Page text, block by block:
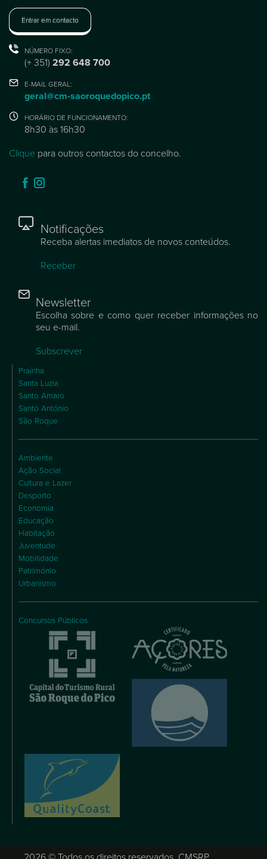
Entrar em contacto
NÚMERO FIXO:
(+ 351) 292 648 700
E-MAIL GERAL:
geral@cm-saoroquedopico.pt
HORÁRIO DE FUNCIONAMENTO:
8h30 às 16h30
Clique para outros contactos do concelho.
Notificações
Receba alertas imediatos de novos conteúdos.
Receber
Newsletter
Escolha sobre e como quer receber informações no
seu e-mail.
Subscrever
Praínha
Santa Luzia
Santo Amaro
Santo António
São Roque
Ambiente
Ação Social
Cultura e Lazer
Desporto
Economia
Educação
Habitação
Juventude
Mobilidade
Património
Urbanismo
Concursos Públicos